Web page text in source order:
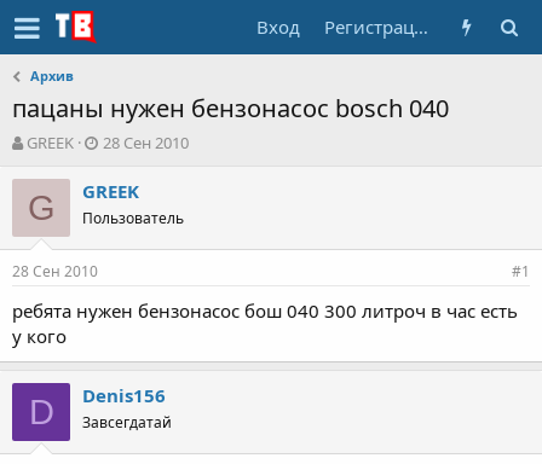
Вход Регистрация
Архив
пацаны нужен бензонасос bosch 040
А
т
о
т
е
ы
GREEK
Д
т
н
а
л
28 Сен 2010
G GREEK
Пользователь
28 Сен 2010 #1
ребята нужен бензонасос бош 040 300 литроч в час есть
у кого
D Denis156
Завсегдатай